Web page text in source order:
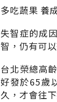
多吃蔬果 養
失智症的成
智，仍有可
台北榮總高
好發於65歲
久，才會往